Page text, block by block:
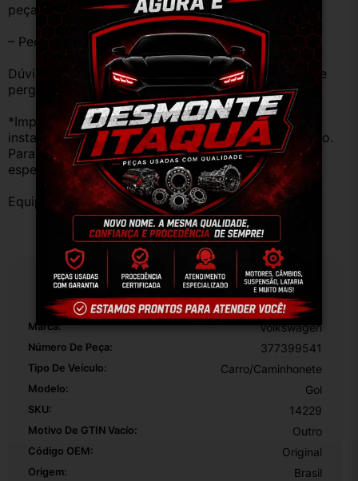
peças estão em BOM ESTADO e foram testadas.
– Peças são ORIGINAIS USADAS.
Dúvidas sobre uso ou aplicação, utilizar o campo de
perguntas;
*Importante: Não nos responsabilizamos por
instalações inadequadas ou uso indevido do produto.
Para evitar problemas, consulte um profissional
especializado.
Equipe DESMONTE ARUJÁ.
Especificações
Marca: Volkswagen
Número De Peça: 377399541
Tipo De Veículo: Carro/Caminhonete
Modelo: Gol
SKU: 14229
Motivo De GTIN Vacío: Outro
Código OEM: Original
Origem: Brasil